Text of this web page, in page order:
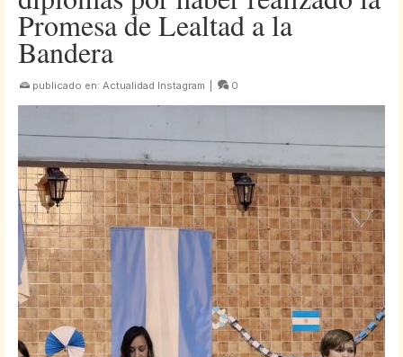
Promesa de Lealtad a la
Bandera
publicado en: Actualidad Instagram 0